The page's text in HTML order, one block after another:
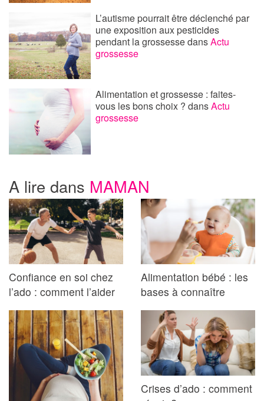
L’autisme pourrait être déclenché par
une exposition aux pesticides
pendant la grossessedansActu
grossesse
Alimentation et grossesse : faites-
vous les bons choix ?dansActu
grossesse
A lire dans MAMAN
Confiance en soi chez
l’ado : comment l’aider
Alimentation bébé : les
bases à connaître
Crises d’ado : comment